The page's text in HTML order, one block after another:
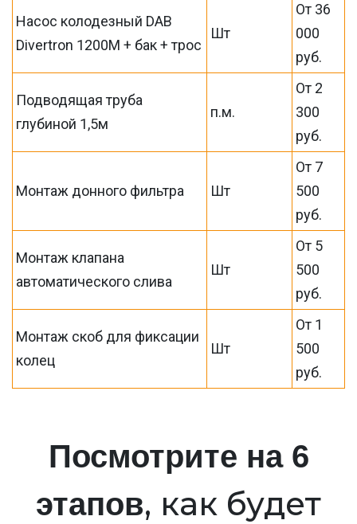
Насос колодезный DAB
Divertron 1200M + бак + трос
Шт
От 36
000
руб.
Подводящая труба
глубиной 1,5м
п.м.
От 2
300
руб.
Монтаж донного фильтра Шт
От 7
500
руб.
Монтаж клапана
автоматического слива
Шт
От 5
500
руб.
Монтаж скоб для фиксации
колец
Шт
От 1
500
руб.
Посмотрите на 6
этапов, как будет